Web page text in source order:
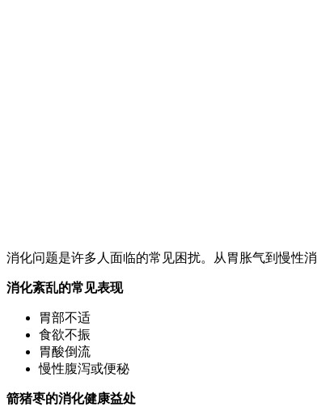
消化问题是许多人面临的常见困扰。从胃胀气到慢性
消化紊乱的常见表现
胃部不适
食欲不振
胃酸倒流
慢性腹泻或便秘
箭猪枣的消化健康益处